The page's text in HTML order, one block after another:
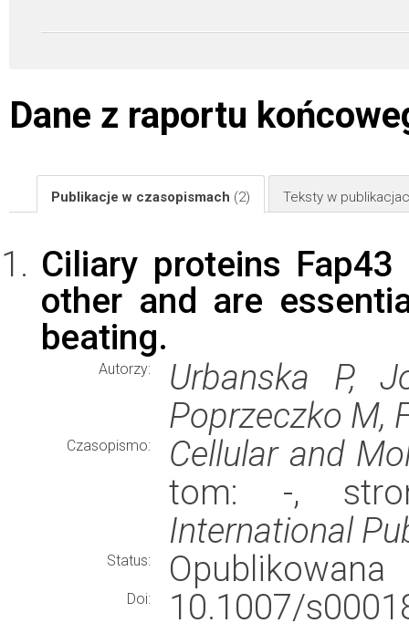
Dane z raportu
Publikacje w czasopismach (2) Teksty w
Ciliary proteins
other and are
beating.
Autorzy:
Urbanska P,
Poprzeczko M,
Czasopismo:
Cellular and
tom: -,
International
Status: Opublikowana
Doi:
10.1007/